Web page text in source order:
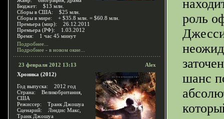
Бюджет: $13 млн.
Сборы в США: $25 млн.
Сборы в мире: + $35.8 млн. = $60.8 млн.
Премьера (мир): 26.12.2011
Премьера (РФ): 1.03.2012
Время: 1 час 45 минут
Подробнее...
Подробнее - в новом окне...
23 февраля 2012 13:13
Alex
Хроника (2012)
Год выпуска: 2012 год
Страна: Великобритания,
США
Режиссер: Транк Джошуа
Сценарий: Лэндис Макс,
Транк Джошуа
роль
шанс